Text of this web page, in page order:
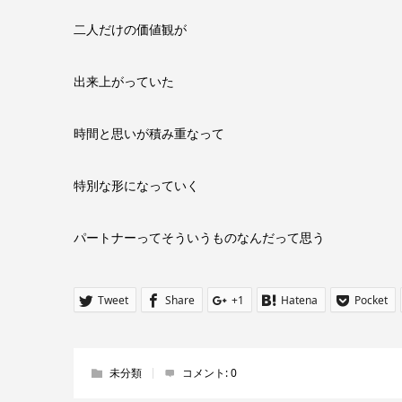
二人だけの価値観が
出来上がっていた
時間と思いが積み重なって
特別な形になっていく
パートナーってそういうものなんだって思う
Tweet Share +1 Hatena Pocket
未分類 コメント:0